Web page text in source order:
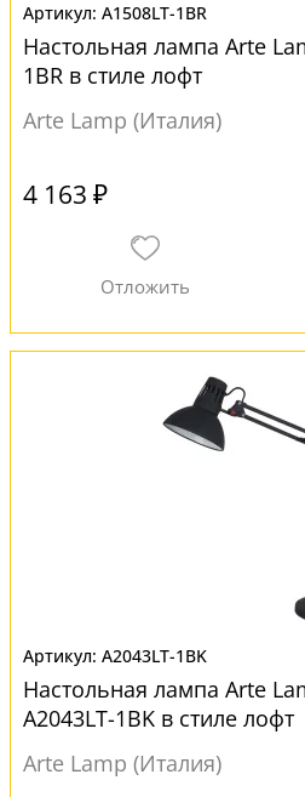
A1508LT-1BR
Настольная лампа Arte
1BR в стиле лофт
Arte Lamp (Италия)
4 163 ₽
A2043LT-1BK
Настольная лампа Arte
A2043LT-1BK в стиле лофт
Arte Lamp (Италия)